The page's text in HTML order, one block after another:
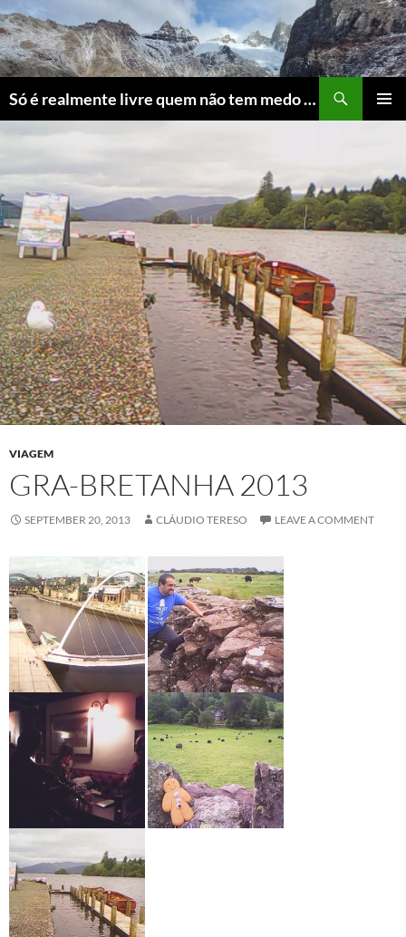
Skip
to
content
Só é realmente livre quem não tem medo do ridículo
VIAGEM
GRA-BRETANHA 2013
SEPTEMBER 20, 2013 CLÁUDIO TERESO LEAVE A COMMENT